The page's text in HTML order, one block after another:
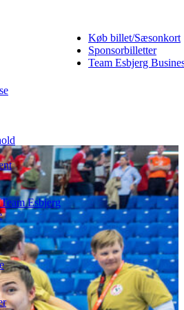
Køb billet/Sæsonkort
Sponsorbilletter
Team Esbjerg
Esbjerg